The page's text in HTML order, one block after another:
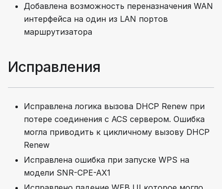
Добавлена возможность переназначения WAN
интерфейса на один из LAN портов
маршрутизатора
Исправления
Исправлена логика вызова DHCP Renew при
потере соединения с ACS сервером. Ошибка
могла приводить к цикличному вызову DHCP
Renew
Исправлена ошибка при запуске WPS на
модели SNR-CPE-AX1